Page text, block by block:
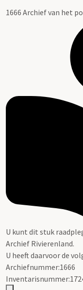
1666 Archief van het
U kunt dit stuk
Archief Rivierenland.
U heeft daarvoor de
Archiefnummer:1666